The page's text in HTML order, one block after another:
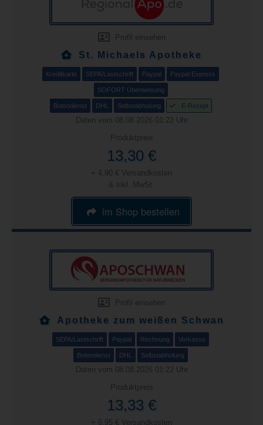
Profil einsehen
St. Michaels Apotheke
Kreditkarte SEPA/Lastschrift Paypal Paypal Express
SOFORT Überweisung
Botendienst DHL Selbstabholung E-Rezept
Daten vom 08.08.2026 01:22 Uhr
Produktpreis
13,30 €
+ 4,90 € Versandkosten
& inkl. MwSt.
im Shop bestellen
Profil einsehen
Apotheke zum weißen Schwan
SEPA/Lastschrift Paypal Rechnung Vorkasse
Botendienst DHL Selbstabholung
Daten vom 08.08.2026 01:22 Uhr
Produktpreis
13,33 €
+ 6,95 € Versandkosten